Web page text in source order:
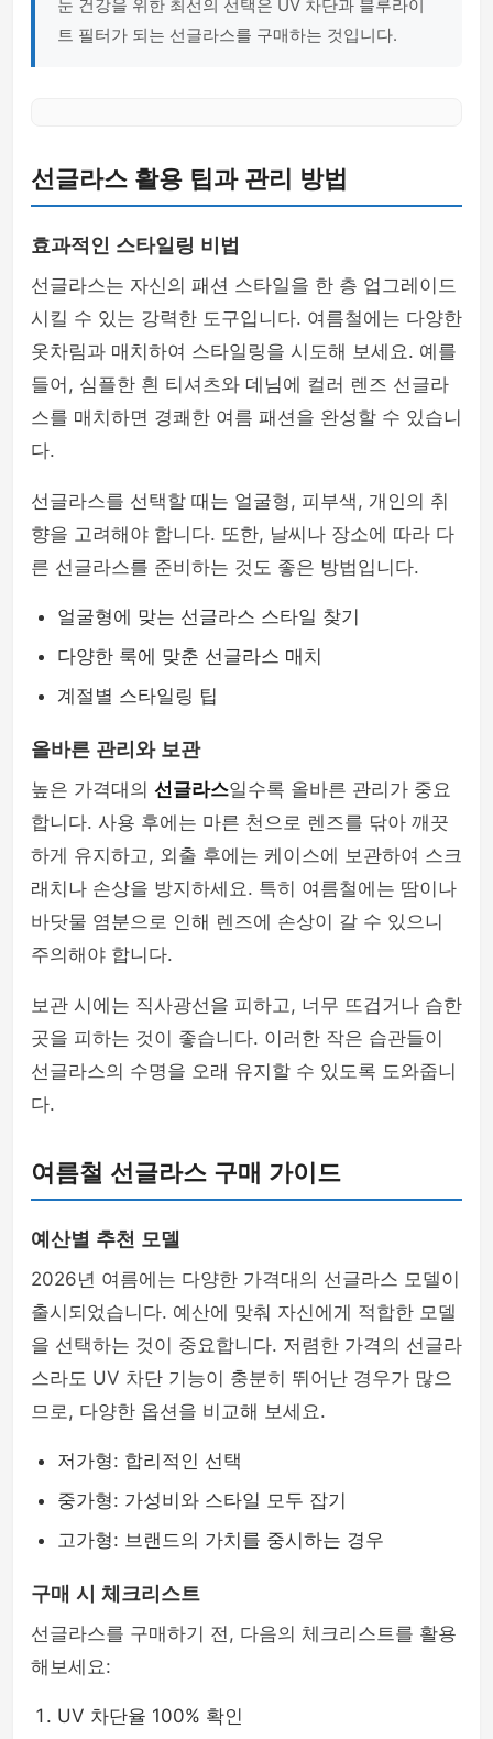
눈 건강을 위한 최선의 선택은 UV 차단과 블루라이
트 필터가 되는 선글라스를 구매하는 것입니다.
선글라스 활용 팁과 관리 방법
효과적인 스타일링 비법
선글라스는 자신의 패션 스타일을 한 층 업그레이드
시킬 수 있는 강력한 도구입니다. 여름철에는 다양한
옷차림과 매치하여 스타일링을 시도해 보세요. 예를
들어, 심플한 흰 티셔츠와 데님에 컬러 렌즈 선글라
스를 매치하면 경쾌한 여름 패션을 완성할 수 있습니
다.
선글라스를 선택할 때는 얼굴형, 피부색, 개인의 취
향을 고려해야 합니다. 또한, 날씨나 장소에 따라 다
른 선글라스를 준비하는 것도 좋은 방법입니다.
얼굴형에 맞는 선글라스 스타일 찾기
다양한 룩에 맞춘 선글라스 매치
계절별 스타일링 팁
올바른 관리와 보관
높은 가격대의 선글라스일수록 올바른 관리가 중요
합니다. 사용 후에는 마른 천으로 렌즈를 닦아 깨끗
하게 유지하고, 외출 후에는 케이스에 보관하여 스크
래치나 손상을 방지하세요. 특히 여름철에는 땀이나
바닷물 염분으로 인해 렌즈에 손상이 갈 수 있으니
주의해야 합니다.
보관 시에는 직사광선을 피하고, 너무 뜨겁거나 습한
곳을 피하는 것이 좋습니다. 이러한 작은 습관들이
선글라스의 수명을 오래 유지할 수 있도록 도와줍니
다.
여름철 선글라스 구매 가이드
예산별 추천 모델
2026년 여름에는 다양한 가격대의 선글라스 모델이
출시되었습니다. 예산에 맞춰 자신에게 적합한 모델
을 선택하는 것이 중요합니다. 저렴한 가격의 선글라
스라도 UV 차단 기능이 충분히 뛰어난 경우가 많으
므로, 다양한 옵션을 비교해 보세요.
저가형: 합리적인 선택
중가형: 가성비와 스타일 모두 잡기
고가형: 브랜드의 가치를 중시하는 경우
구매 시 체크리스트
선글라스를 구매하기 전, 다음의 체크리스트를 활용
해보세요:
UV 차단율 100% 확인